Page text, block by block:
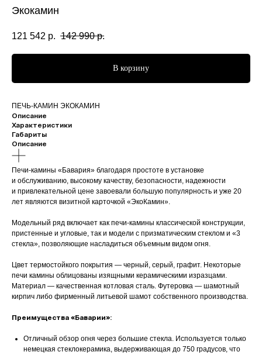
Экокамин
121 542 р. 142 990 р.
В корзину
ПЕЧЬ-КАМИН ЭКОКАМИН
Описание
Характеристики
Габариты
Описание
Печи-камины «Бавария» благодаря простоте в установке
и обслуживанию, высокому качеству, безопасности, надежности
и привлекательной цене завоевали большую популярность и уже 20
лет являются визитной карточкой «ЭкоКамин».
Модельный ряд включает как печи-камины классической конструкции,
пристенные и угловые, так и модели с призматическим стеклом и «3
стекла», позволяющие насладиться объемным видом огня.
Цвет термостойкого покрытия — черный, серый, графит. Некоторые
печи камины облицованы изящными керамическими изразцами.
Материал — качественная котловая сталь. Футеровка — шамотный
кирпич либо фирменный литьевой шамот собственного производства.
Преимущества «Баварии»:
Отличный обзор огня через большие стекла. Используется только
немецкая стеклокерамика, выдерживающая до 750 градусов, что